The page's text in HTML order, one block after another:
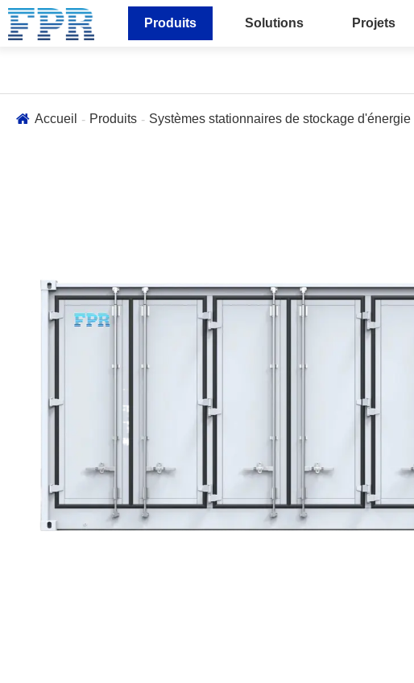
Produits Solutions Projets
Accueil Produits Systèmes stationnaires de stockage d'énergie